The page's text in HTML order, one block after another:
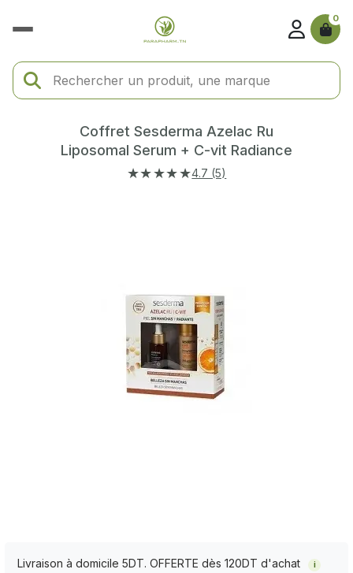
0
Coffret Sesderma Azelac Ru
Liposomal Serum + C-vit Radiance
★★★★★4.7 (5)
Livraison à domicile 5DT. OFFERTE dès 120DT d'achat i